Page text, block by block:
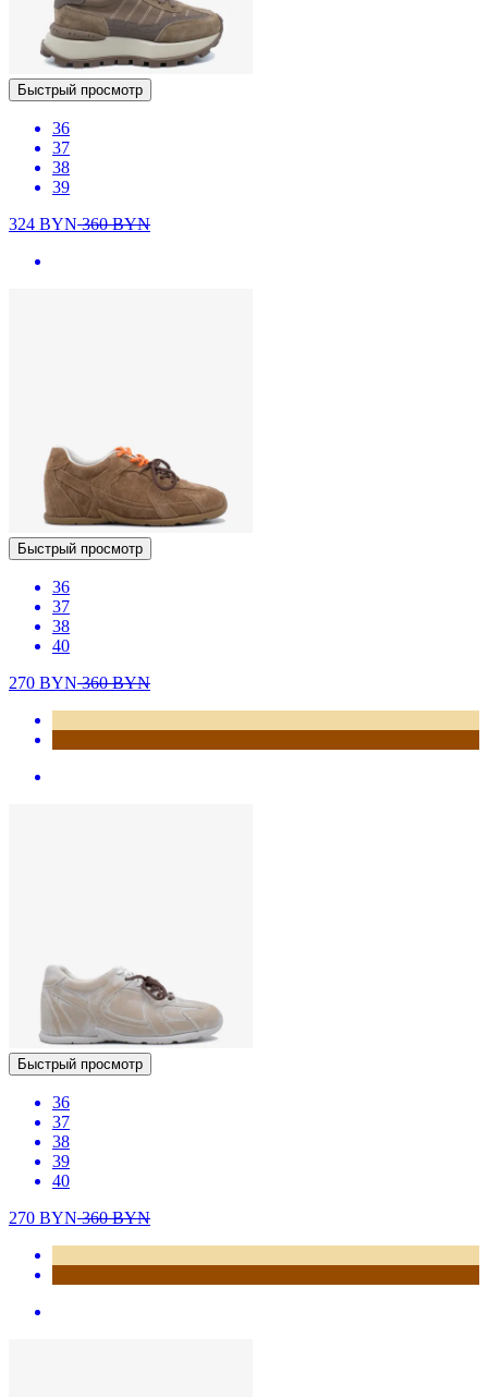
Быстрый просмотр
36
37
38
39
324 BYN360BYN
Быстрый просмотр
36
37
38
40
270 BYN360BYN
Быстрый просмотр
36
37
38
39
40
270 BYN360BYN